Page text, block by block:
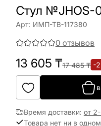
Стул №JHOS-
Арт: ИМП-ТВ-117380
0 отзывов
13 605 ₸17 485₸ -
Время доставки: от
Товара нет ни в